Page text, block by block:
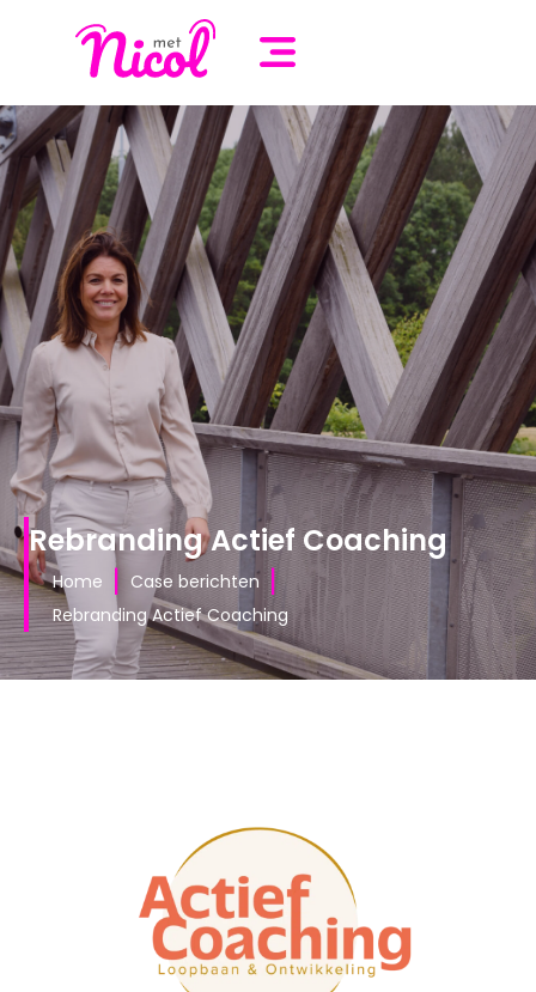
Rebranding Actief Coaching
Home | Case berichten |
Rebranding Actief Coaching